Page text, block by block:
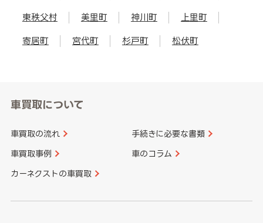
東秩父村 美里町 神川町 上里町
寄居町 宮代町 杉戸町 松伏町
車買取について
車買取の流れ 手続きに必要な書類
車買取事例 車のコラム
カーネクストの車買取